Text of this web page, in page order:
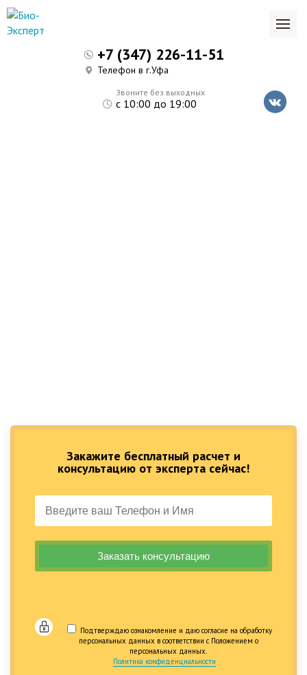
Закажите бесплатный расчет и
консультацию от эксперта сейчас!
Подтверждаю ознакомление и даю согласие на обработку
персональных данных в соответствии с Положением о
персональных данных.
Политика конфиденциальности
Звоните без выходных
с 10:00 до 19:00
+7 (347) 226-11-51
Телефон в г.Уфа